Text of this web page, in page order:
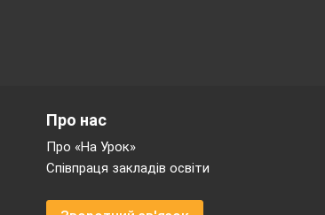
Про нас
Про «На Урок»
Співпраця закладів освіти